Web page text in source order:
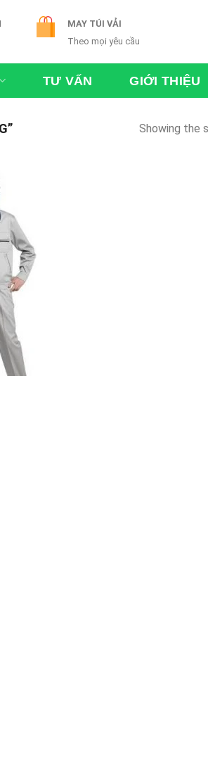
MAY TÚI VẢI
Theo mọi yêu cầu
TƯ VẤN GIỚI THIỆU
Showing the